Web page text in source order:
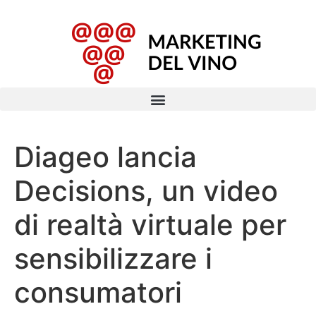
Diageo lancia
Decisions, un video
di realtà virtuale per
sensibilizzare i
consumatori